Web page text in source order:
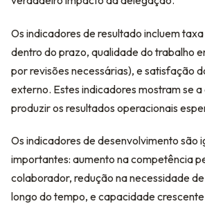
Os indicadores de resultado incluem
dentro do prazo, qualidade do trabalho
por revisões necessárias), e satisfação
externo. Estes indicadores mostram se
produzir os resultados operacionais
Os indicadores de desenvolvimento são
importantes: aumento na competência
colaborador, redução na necessidade
longo do tempo, e capacidade